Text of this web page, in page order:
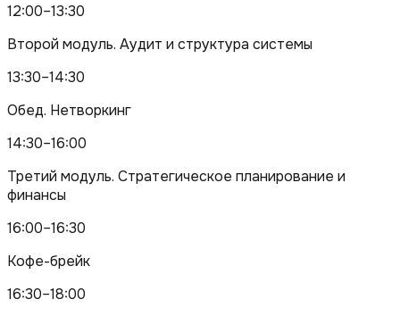
12:00–13:30
Второй модуль. Аудит и структура системы
13:30–14:30
Обед. Нетворкинг
14:30–16:00
Третий модуль. Стратегическое планирование и
финансы
16:00–16:30
Кофе-брейк
16:30–18:00